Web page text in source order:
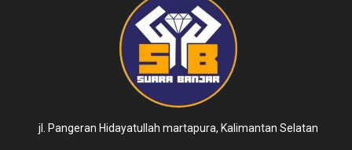
jl. Pangeran Hidayatullah martapura, Kalimantan Selatan